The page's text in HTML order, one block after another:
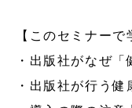
【このセミナーで
・出版社がなぜ
・出版社が行う